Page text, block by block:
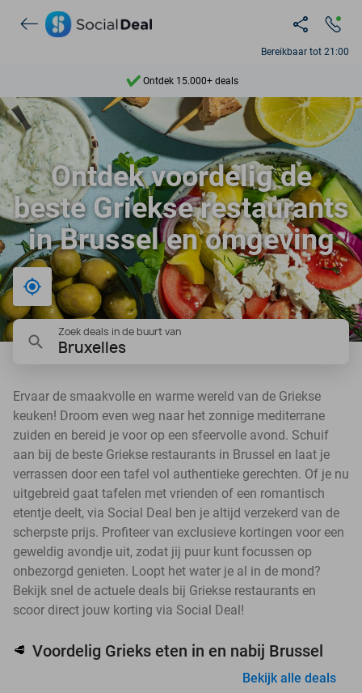
Bereikbaar tot 21:00
Ontdek 15.000+ deals
7 dagen per week beschikbaar
10+ miljoen leden
9,4
Ontdek 15.000+ deals
Ontdek voordelig de
beste Griekse restaurants
in Brussel en omgeving
Bij mij in de buurt
Zoek deals in de buurt van
Bruxelles
Ervaar de smaakvolle en warme wereld van de Griekse
keuken! Droom even weg naar het zonnige mediterrane
zuiden en bereid je voor op een sfeervolle avond. Schuif
aan bij de beste Griekse restaurants in Brussel en laat je
verrassen door een tafel vol authentieke gerechten. Of je nu
uitgebreid gaat tafelen met vrienden of een romantisch
etentje deelt, via Social Deal ben je altijd verzekerd van de
scherpste prijs. Profiteer van exclusieve kortingen voor een
geweldig avondje uit, zodat jij puur kunt focussen op
onbezorgd genieten. Loopt het water je al in de mond?
Bekijk snel de actuele deals bij Griekse restaurants en
scoor direct jouw korting via Social Deal!
🥩 Voordelig Grieks eten in en nabij Brussel
Bekijk alle deals